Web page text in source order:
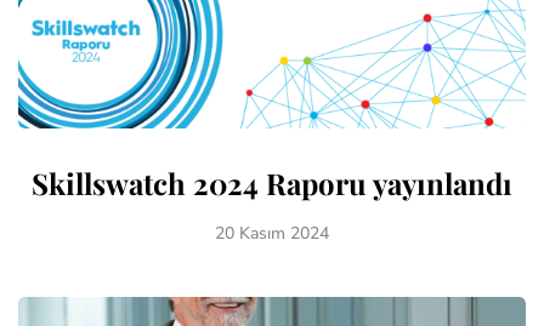
Skillswatch 2024 Raporu yayınlandı
20 Kasım 2024